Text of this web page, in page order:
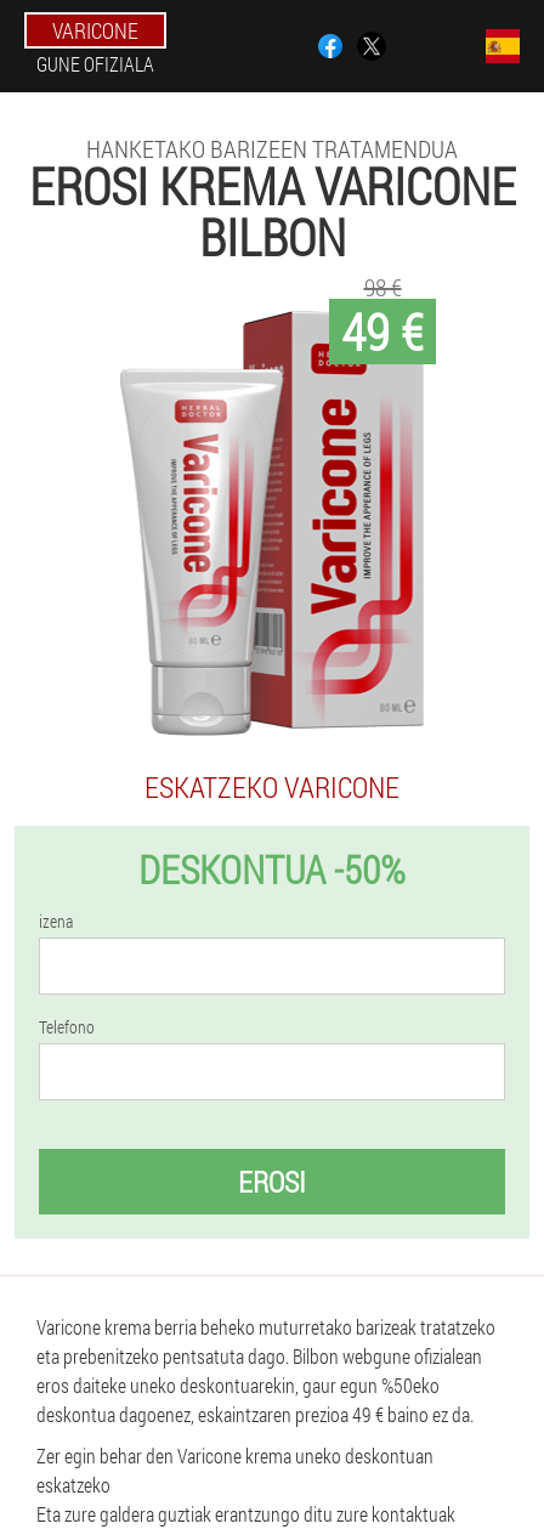
VARICONE
GUNE OFIZIALA
HANKETAKO BARIZEEN TRATAMENDUA
EROSI KREMA VARICONE
BILBON
49 €
98 €
ESKATZEKO VARICONE
DESKONTUA -50%
izena
Telefono
EROSI
Varicone krema berria beheko muturretako barizeak tratatzeko
eta prebenitzeko pentsatuta dago. Bilbon webgune ofizialean
eros daiteke uneko deskontuarekin, gaur egun %50eko
deskontua dagoenez, eskaintzaren prezioa 49 € baino ez da.
Zer egin behar den Varicone krema uneko deskontuan
eskatzeko
Eta zure galdera guztiak erantzungo ditu zure kontaktuak